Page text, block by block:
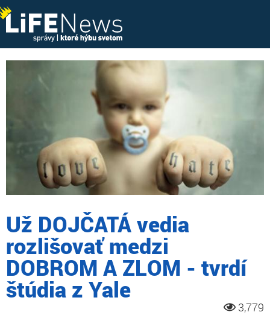
Už DOJČATÁ vedia
rozlišovať medzi
DOBROM A ZLOM - tvrdí
štúdia z Yale
3,779